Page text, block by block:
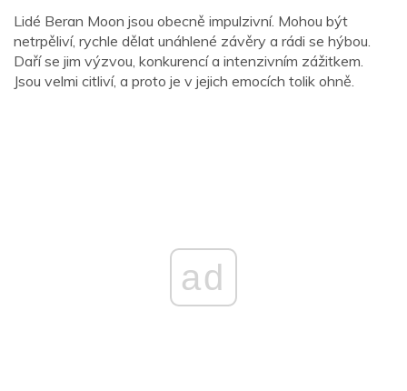
Lidé Beran Moon jsou obecně impulzivní. Mohou být
netrpěliví, rychle dělat unáhlené závěry a rádi se hýbou.
Daří se jim výzvou, konkurencí a intenzivním zážitkem.
Jsou velmi citliví, a proto je v jejich emocích tolik ohně.
ad